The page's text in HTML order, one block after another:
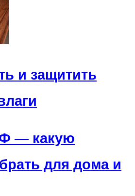
и защитить
— какую
для дома и